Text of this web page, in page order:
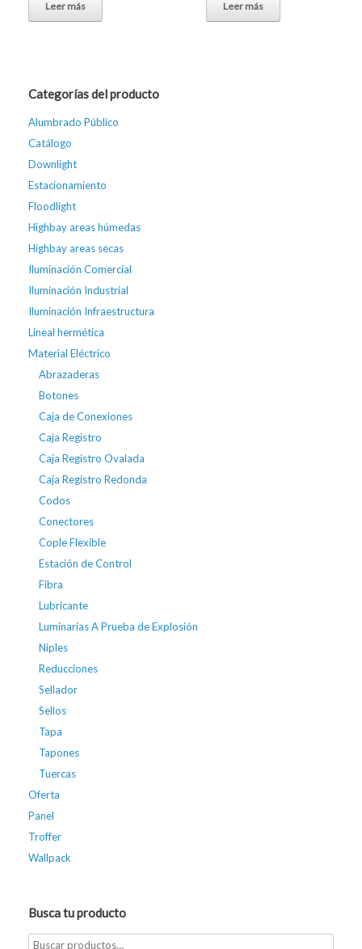
Leer más Leer más
Categorías del producto
Alumbrado Público
Catálogo
Downlight
Estacionamiento
Floodlight
Highbay areas húmedas
Highbay areas secas
Iluminación Comercial
Iluminación Industrial
Iluminación Infraestructura
Lineal hermética
Material Eléctrico
Abrazaderas
Botones
Caja de Conexiones
Caja Registro
Caja Registro Ovalada
Caja Registro Redonda
Codos
Conectores
Cople Flexible
Estación de Control
Fibra
Lubricante
Luminarias A Prueba de Explosión
Niples
Reducciones
Sellador
Sellos
Tapa
Tapones
Tuercas
Oferta
Panel
Troffer
Wallpack
Busca tu producto